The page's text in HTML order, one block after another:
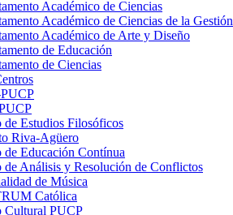
Académico de Ciencias
Académico de Ciencias de la Gestión
Académico de Arte y Diseño
de Educación
de Ciencias
de Estudios Filosóficos
Riva-Agüero
de Educación Contínua
de Análisis y Resolución de Conflictos
de Música
Católica
Cultural PUCP